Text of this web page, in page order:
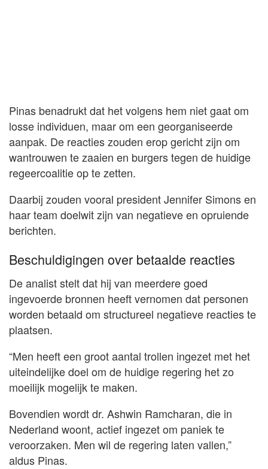
Pinas benadrukt dat het volgens hem niet gaat om
losse individuen, maar om een georganiseerde
aanpak. De reacties zouden erop gericht zijn om
wantrouwen te zaaien en burgers tegen de huidige
regeercoalitie op te zetten.
Daarbij zouden vooral president Jennifer Simons en
haar team doelwit zijn van negatieve en opruiende
berichten.
Beschuldigingen over betaalde reacties
De analist stelt dat hij van meerdere goed
ingevoerde bronnen heeft vernomen dat personen
worden betaald om structureel negatieve reacties te
plaatsen.
“Men heeft een groot aantal trollen ingezet met het
uiteindelijke doel om de huidige regering het zo
moeilijk mogelijk te maken.
Bovendien wordt dr. Ashwin Ramcharan, die in
Nederland woont, actief ingezet om paniek te
veroorzaken. Men wil de regering laten vallen,”
aldus Pinas.